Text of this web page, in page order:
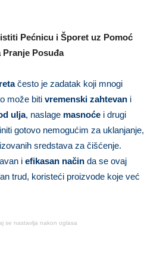
Pećnicu i Šporet uz Pomoć
Pranje Posuđa
često je zadatak koji mnogi
može biti vremenski zahtevan i
ulja, naslage masnoće i drugi
gotovo nemogućim za uklanjanje,
sredstava za čišćenje.
i efikasan način da se ovaj
trud, koristeći proizvode koje već
se nastavlja nakon oglasa